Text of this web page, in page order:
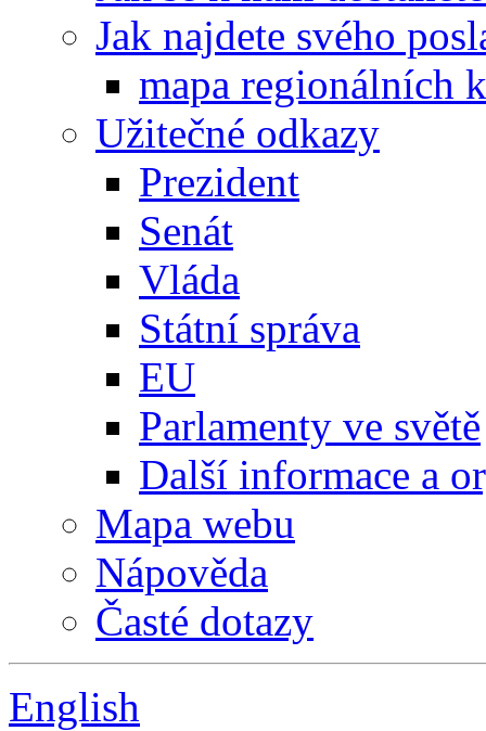
Jak najdete svého
mapa regionálních
Užitečné odkazy
Prezident
Senát
Vláda
Státní správa
EU
Parlamenty ve světě
Další informace a
Mapa webu
Nápověda
Časté dotazy
English